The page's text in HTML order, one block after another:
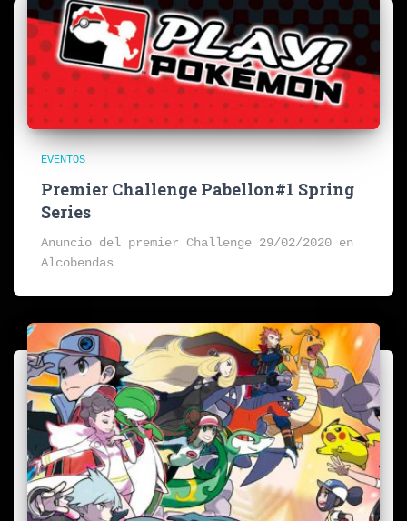
EVENTOS
Premier Challenge Pabellon#1 Spring
Series
Anuncio del premier Challenge 29/02/2020 en
Alcobendas